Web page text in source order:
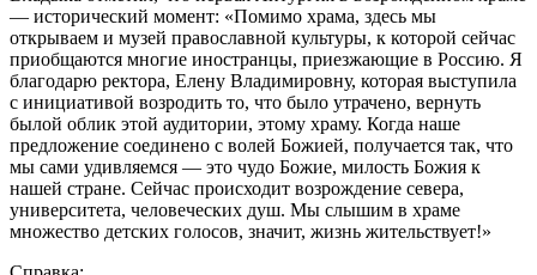
— исторический момент: «Помимо храма, здесь мы
открываем и музей православной культуры, к которой сейчас
приобщаются многие иностранцы, приезжающие в Россию. Я
благодарю ректора, Елену Владимировну, которая выступила
с инициативой возродить то, что было утрачено, вернуть
былой облик этой аудитории, этому храму. Когда наше
предложение соединено с волей Божией, получается так, что
мы сами удивляемся — это чудо Божие, милость Божия к
нашей стране. Сейчас происходит возрождение севера,
университета, человеческих душ. Мы слышим в храме
множество детских голосов, значит, жизнь жительствует!»